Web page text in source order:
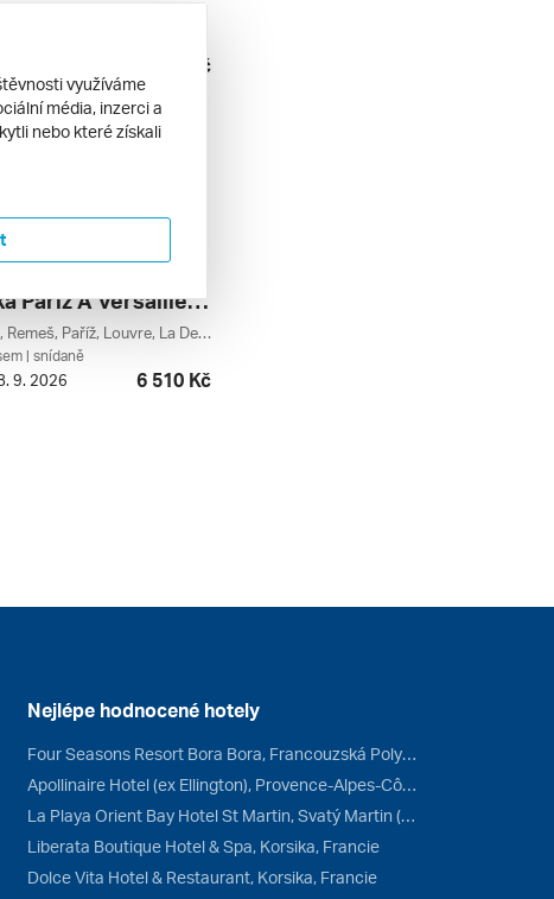
14 590 Kč
Magická Paříž A Versailles A Disneyland K Tomu
Versailles, Remeš, Paříž, Louvre, La Defense, Paříž A Okolí, Champagne-ardenne, Grand Est, Francie
| snídaně
9. 2026 6 510 Kč
Nejlépe hodnocené hotely
Four Seasons Resort Bora Bora, Francouzská Polynésie, Francie
Apollinaire Hotel (ex Ellington), Provence-Alpes-Côte d'Azur, Francie
La Playa Orient Bay Hotel St Martin, Svatý Martin (FR), Francie
Liberata Boutique Hotel & Spa, Korsika, Francie
Dolce Vita Hotel & Restaurant, Korsika, Francie
využíváme
média, inzerci a
nebo které získali